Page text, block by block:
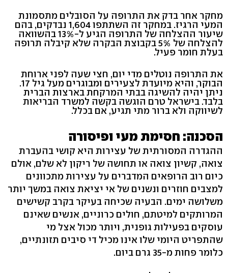
מחקר אחר בדק את התרופה על הסובלים מתסמונת
המעי הרגיז. במחקר זה השתתפו 1,604 נבדקים, בהם
שיעור ההצלחה של התרופה הגיע ל-13% בהשוואה
להצלחה של 5% בקבוצת הבקרה שלא קיבלה תרופה
בעלת חומר פעיל.
את התרופה נוטלים מדי יום, חצי שעה לפני ארוחת
הבוקר, והיא מיועדת לצעירים ומבוגרים מעל גיל 17.
ניתן יהיה להשיגה בבתי המרקחת בארצות הברית
בלבד. בישראל טרם הוגשה בקשה למשרד הבריאות
לשיווקה ולא ברור מתי תגיע, אם בכלל.
הסכנה: חסימת מעי ופיסורה
ההגדרה המסורתית של עצירות היא קושי בהעברת
צואה, קשיון צואה או תחושה של ריקון לא שלם, אולם
כיום רוב הרופאים המדברים על עצירות מתכוונים
למצבים חוזרים ונשנים של אי יציאת צואה במשך יותר
משלושה ימים. הבעיה שכיחה בעיקר בקרב קשישים
המרותקים למיטתם, חולים כרוניים, אנשים שאינם
עוסקים בפעילות גופנית, ויותר מכול אצל מי
שהתפריט היומי שלו אינו מכיל די סיבים תזונתיים,
כלומר פחות מ-35 גרם ביום.